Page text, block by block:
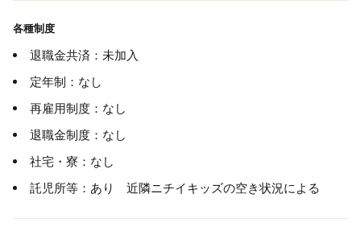
各種制度
退職金共済：未加入
定年制：なし
再雇用制度：なし
退職金制度：なし
社宅・寮：なし
託児所等：あり 近隣ニチイキッズの空き状況による